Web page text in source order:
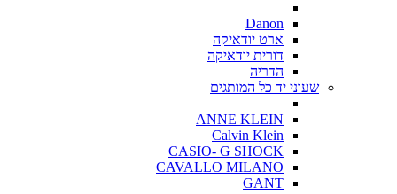
Danon
ארט יודאיקה
דורית יודאיקה
הדריה
שעוני יד כל המותגים
ANNE KLEIN
Calvin Klein
CASIO- G SHOCK
CAVALLO MILANO
GANT